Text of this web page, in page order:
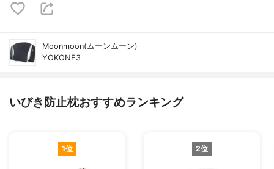
Moonmoon(ムーンムーン)
YOKONE3
いびき防止枕おすすめランキング
1位 2位